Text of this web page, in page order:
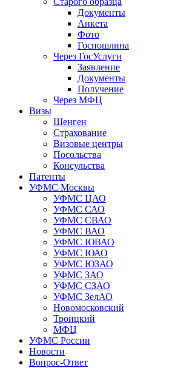
Документы
Анкета
Фото
Госпошлина
Через ГосУслуги
Заявление
Документы
Получение
Через МФЦ
Визы
Шенген
Страхование
Визовые центры
Посольства
Консульства
Патенты
УФМС Москвы
УФМС ЦАО
УФМС САО
УФМС СВАО
УФМС ВАО
УФМС ЮВАО
УФМС ЮАО
УФМС ЮЗАО
УФМС ЗАО
УФМС СЗАО
УФМС ЗелАО
Новомосковский
Троицкий
МФЦ
УФМС России
Новости
Вопрос-Ответ